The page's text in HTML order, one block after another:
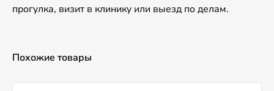
прогулка, визит в клинику или выезд по делам.
Похожие товары